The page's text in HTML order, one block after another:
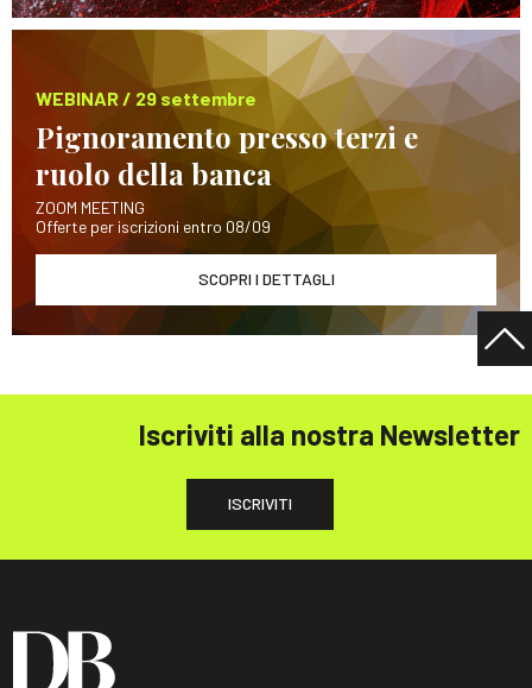
WEBINAR / 29 settembre
Pignoramento presso terzi e
ruolo della banca
ZOOM MEETING
Offerte per iscrizioni entro 08/09
SCOPRI I DETTAGLI
Iscriviti alla nostra Newsletter
ISCRIVITI